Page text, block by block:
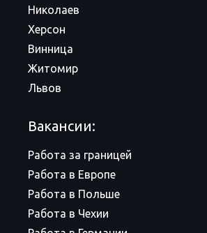
Николаев
Херсон
Винница
Житомир
Львов
Вакансии:
Работа за границей
Работа в Европе
Работа в Польше
Работа в Чехии